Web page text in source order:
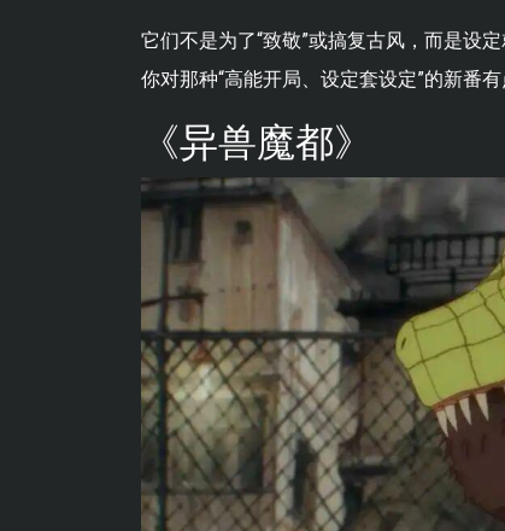
它们不是为了“致敬”或搞复古风，而是设
你对那种“高能开局、设定套设定”的新番
《异兽魔都》